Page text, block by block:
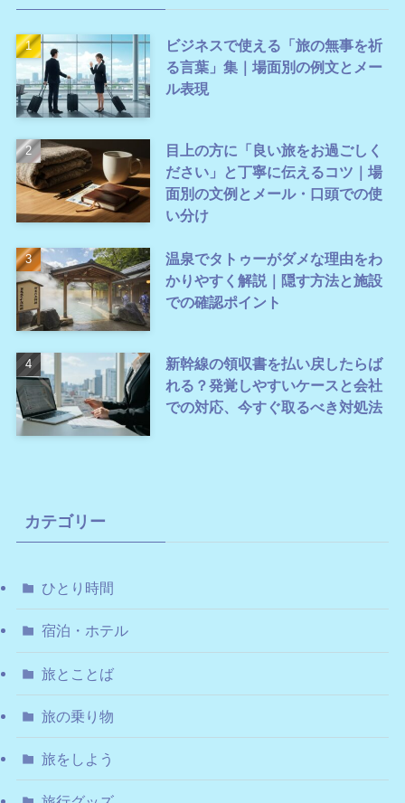
ビジネスで使える「旅の無事を祈
る言葉」集｜場面別の例文とメー
ル表現
目上の方に「良い旅をお過ごしく
ださい」と丁寧に伝えるコツ｜場
面別の文例とメール・口頭での使
い分け
温泉でタトゥーがダメな理由をわ
かりやすく解説｜隠す方法と施設
での確認ポイント
新幹線の領収書を払い戻したらば
れる？発覚しやすいケースと会社
での対応、今すぐ取るべき対処法
カテゴリー
ひとり時間
宿泊・ホテル
旅とことば
旅の乗り物
旅をしよう